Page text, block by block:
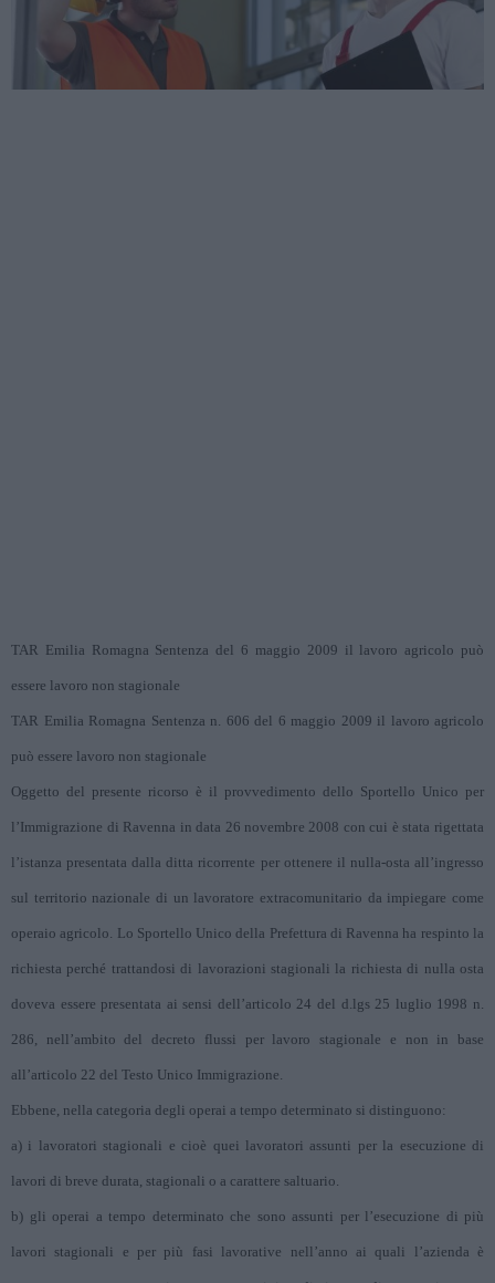
TAR Emilia Romagna Sentenza del 6 maggio 2009 il lavoro agricolo può
essere lavoro non stagionale
TAR Emilia Romagna Sentenza n. 606 del 6 maggio 2009 il lavoro agricolo
può essere lavoro non stagionale
Oggetto del presente ricorso è il provvedimento dello Sportello Unico per
l’Immigrazione di Ravenna in data 26 novembre 2008 con cui è stata rigettata
l’istanza presentata dalla ditta ricorrente per ottenere il nulla-osta all’ingresso
sul territorio nazionale di un lavoratore extracomunitario da impiegare come
operaio agricolo. Lo Sportello Unico della Prefettura di Ravenna ha respinto la
richiesta perché trattandosi di lavorazioni stagionali la richiesta di nulla osta
doveva essere presentata ai sensi dell’articolo 24 del d.lgs 25 luglio 1998 n.
286, nell’ambito del decreto flussi per lavoro stagionale e non in base
all’articolo 22 del Testo Unico Immigrazione.
Ebbene, nella categoria degli operai a tempo determinato si distinguono:
a) i lavoratori stagionali e cioè quei lavoratori assunti per la esecuzione di
lavori di breve durata, stagionali o a carattere saltuario.
b) gli operai a tempo determinato che sono assunti per l’esecuzione di più
lavori stagionali e per più fasi lavorative nell’anno ai quali l’azienda è